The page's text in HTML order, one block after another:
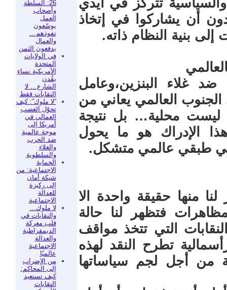
26: السلطة
وأصحاب
العمل
يوسّعون
نفوذهم…
والعمال
يدفعون الثمن
في الولايات
المتحدة
الأمريكية نساء
يقُدن
الشارع… لا
النقابات فقط
“لا ملوك”: كيف
تحوّل الغضب
العمالي في
أمريكا إلى
موجة عالمية
ضد الحرب
والغلاء
والسلطوية
الحماية
الاجتماعية: من
شبكة أمان
إلى ركيزة
للعدالة
الاجتماعية
لا ملوك…
والنقابات في
قلب معركة
الديمقراطية
والعدالة
الاجتماعية
عالميًا
من الإضراب
إلى المحاكم:
كيف تستعيد
النقابات
تتركز في أيدي
أن يشاركوا في إتخاذ
إلى بنية النظام ذاته.
غلاء البنزين،وعامل
العالمي يعاني من
ليست محلية… بل نتيجة
الإدراك هو ما يحول
طبقي عالمي متشكل.
منها حقيقة واحدة الا
فتظهر لنا حالة
التي تتخذ مواقف
تطرح النقد لهذه
من أجل لجم سياساتها